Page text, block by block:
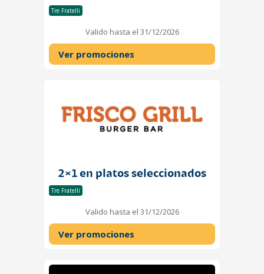
Tre Fratelli
Valido hasta el 31/12/2026
Ver promociones
2×1 en platos seleccionados
Tre Fratelli
Valido hasta el 31/12/2026
Ver promociones